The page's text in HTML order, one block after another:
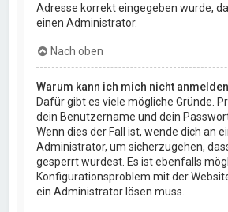
Adresse korrekt eingegeben wurde,
einen Administrator.
Nach oben
Warum kann ich mich nicht
Dafür gibt es viele mögliche Gründe.
dein Benutzername und dein
Wenn dies der Fall ist, wende dich an
Administrator, um sicherzugehen,
gesperrt wurdest. Es ist ebenfalls
Konfigurationsproblem mit der
ein Administrator lösen muss.